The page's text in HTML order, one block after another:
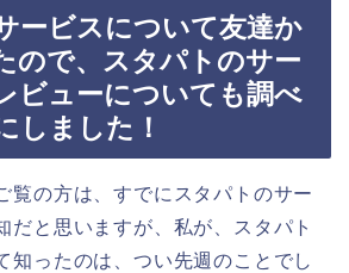
ービスについて友達か
ので、スタパトのサー
ビューについても調べ
しました！
覧の方は、すでにスタパトのサー
だと思いますが、私が、スタパト
知ったのは、つい先週のことでし